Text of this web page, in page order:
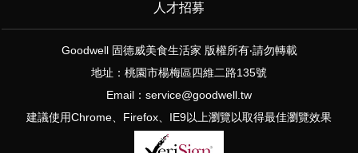
人才招募
Goodwell 固德威美食生活家 版權所有‧請勿轉載
地址：桃園市楊梅區四維二路135號
Email： service@goodwell.tw
建議使用Chrome、Firefox、IE9以上瀏覽以取得最佳瀏覽效果